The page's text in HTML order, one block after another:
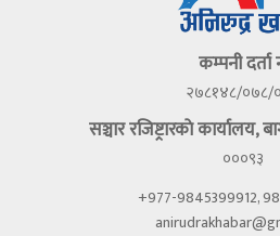
कम्पनी दर्ता
२७८१४८/०७८/
सञ्चार रजिष्ट्रारकाे कार्यालय,
०००९३
+977-9845399912,